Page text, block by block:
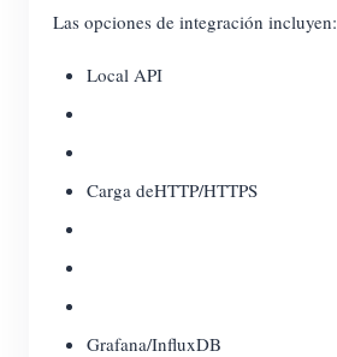
Las opciones de integración incluyen:
Local API
Carga deHTTP/HTTPS
Grafana/InfluxDB